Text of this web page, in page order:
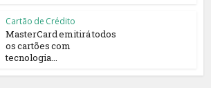
Cartão de Crédito
MasterCard emitirá todos
os cartões com
tecnologia...